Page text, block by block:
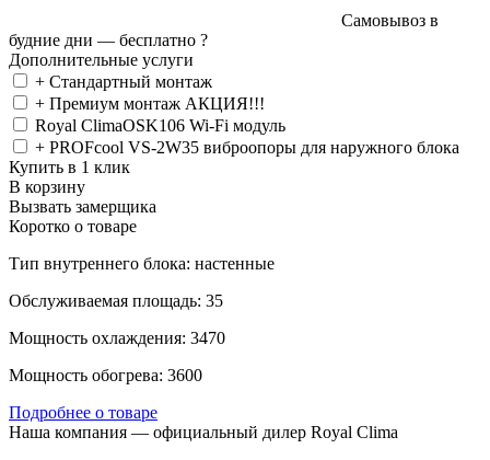
Самовывоз в
будние дни — бесплатно ?
Дополнительные услуги
+ Стандартный монтаж
+ Премиум монтаж АКЦИЯ!!!
Royal ClimaOSK106 Wi-Fi модуль
+ PROFcool VS-2W35 виброопоры для наружного блока
Купить в 1 клик
В корзину
Вызвать замерщика
Коротко о товаре
Тип внутреннего блока: настенные
Обслуживаемая площадь: 35
Мощность охлаждения: 3470
Мощность обогрева: 3600
Подробнее о товаре
Наша компания — официальный дилер Royal Clima